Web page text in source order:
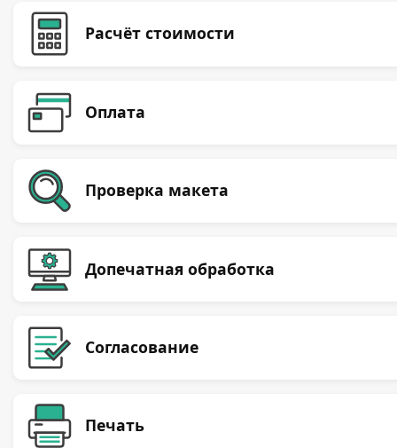
Расчёт стоимости
Оплата
Проверка макета
Допечатная обработка
Согласование
Печать